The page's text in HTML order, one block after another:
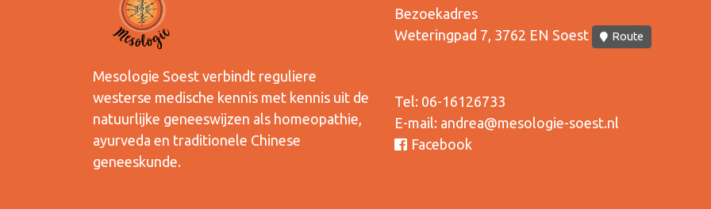
Mesologie Soest verbindt reguliere
westerse medische kennis met kennis uit de
natuurlijke geneeswijzen als homeopathie,
ayurveda en traditionele Chinese
geneeskunde.
Bezoekadres
Weteringpad 7, 3762 EN Soest
Route
Tel: 06-16126733
E-mail: andrea@mesologie-soest.nl
Facebook